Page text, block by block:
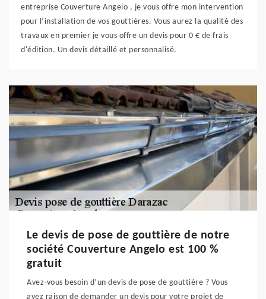
entreprise Couverture Angelo , je vous offre mon intervention
pour l’installation de vos gouttières. Vous aurez la qualité des
travaux en premier je vous offre un devis pour 0 € de frais
d'édition. Un devis détaillé et personnalisé.
Le devis de pose de gouttière de notre
société Couverture Angelo est 100 %
gratuit
Avez-vous besoin d’un devis de pose de gouttière ? Vous
avez raison de demander un devis pour votre projet de